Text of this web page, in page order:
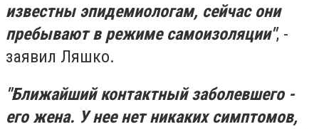
известны эпидемиологам, сейчас они
пребывают в режиме самоизоляции", -
заявил Ляшко.
"Ближайший контактный заболевшего -
его жена. У нее нет никаких симптомов,